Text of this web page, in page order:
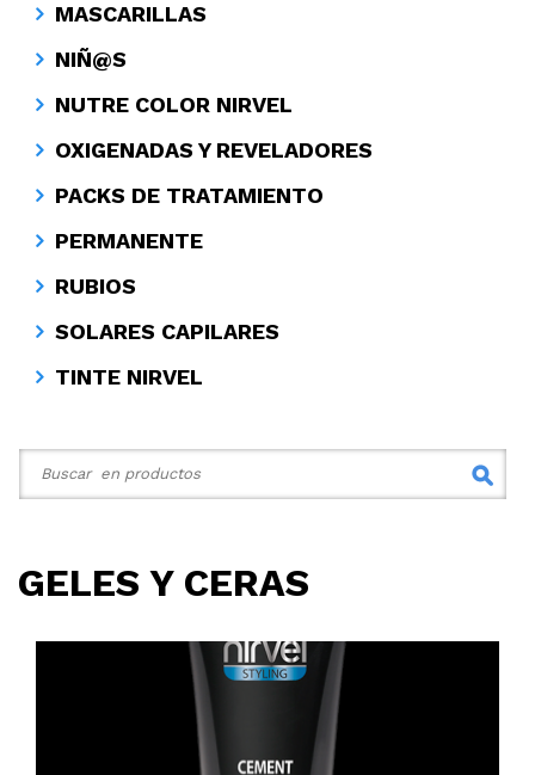
MASCARILLAS
NIÑ@S
NUTRE COLOR NIRVEL
OXIGENADAS Y REVELADORES
PACKS DE TRATAMIENTO
PERMANENTE
RUBIOS
SOLARES CAPILARES
TINTE NIRVEL
GELES Y CERAS